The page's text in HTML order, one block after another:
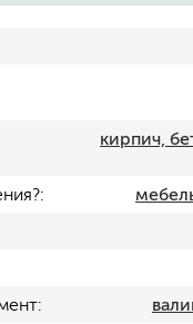
кирпич,